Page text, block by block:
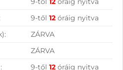
AL15-45P-R5HK
9-től12 óráig nyitva
ZÁRVA
ZÁRVA
9-től12 óráig nyitva